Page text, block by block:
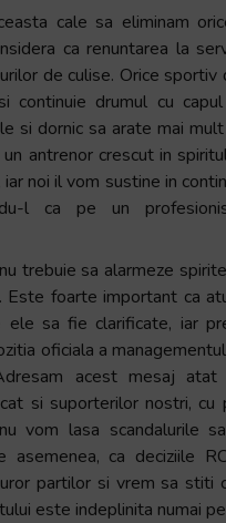
cale sa eliminam
ca renuntarea la
de culise. Orice
continuie drumul cu
si dornic sa arate mai
un antrenor crescut in
noi il vom sustine in
l ca pe un
trebuie sa alarmeze
Este foarte important ca
ele sa fie clarificate, iar
oficiala a
acest mesaj
si suporterilor nostri, cu
vom lasa scandalurile
asemenea, ca deciziile
partilor si vrem sa stiti
este indeplinita numai